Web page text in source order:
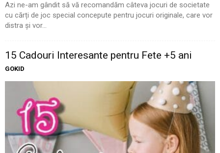
Azi ne-am gândit să vă recomandăm câteva jocuri de societate
cu cărți de joc special concepute pentru jocuri originale, care vor
distra și vor...
15 Cadouri Interesante pentru Fete +5 ani
GOKID